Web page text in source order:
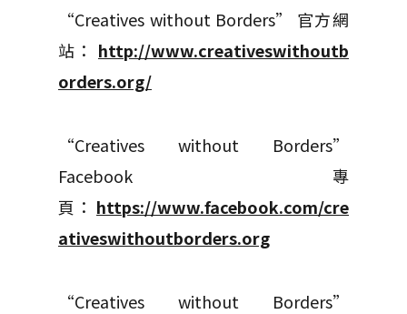
“Creatives without Borders” 官方網
站： http://www.creativeswithoutb
orders.org/
“Creatives without Borders”
Facebook 專
頁： https://www.facebook.com/cre
ativeswithoutborders.org
“Creatives without Borders”